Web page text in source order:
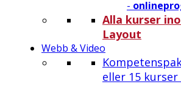
-
Alla kurser
Layout
Webb & Video
eller 15 kurser